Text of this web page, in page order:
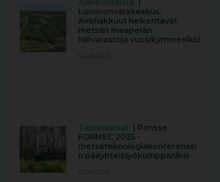
Ajankohtaista |
Luonnonvarakeskus:
Avohakkuut heikentävät
metsän maaperän
hiilivarastoja vuosikymmeniksi
14.08.2025
Tapahtumat | Ponsse
FORMEC 2025 -
metsäteknologiakonferenssi
n pääyhteistyökumppaniksi
17.06.2024